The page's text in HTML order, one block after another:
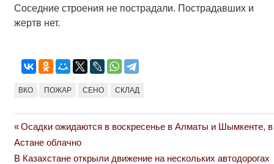
Соседние строения не пострадали. Пострадавших и
жертв нет.
ВКО ПОЖАР СЕНО СКЛАД
Навигация
по
Previous
Post:
Осадки ожидаются в воскресенье в Алматы и Шымкенте, в
Астане облачно
Next
В Казахстане открыли движение на нескольких автодорогах